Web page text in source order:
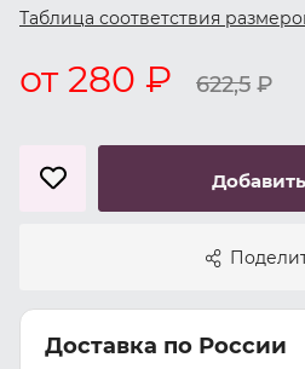
Таблица соответствия
от 280 ₽ 622,5 ₽
Доставка по России